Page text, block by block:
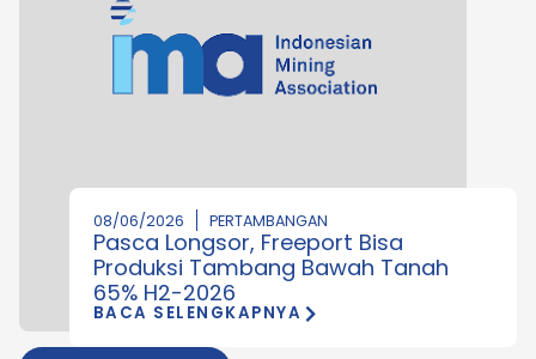
08/06/2026 PERTAMBANGAN
Pasca Longsor, Freeport Bisa
Produksi Tambang Bawah Tanah
65% H2-2026
BACA SELENGKAPNYA